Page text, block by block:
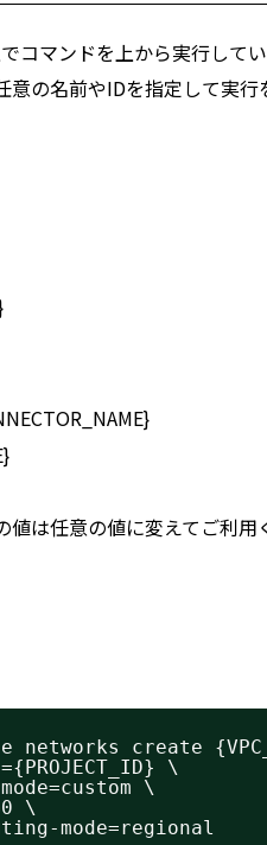
コマンドを上から実行してい
の名前やIDを指定して実行
は任意の値に変えてご利用
networks create
\
\
\
mode=regional